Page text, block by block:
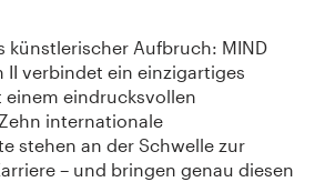
künstlerischer Aufbruch: MIND
II verbindet ein einzigartiges
eindrucksvollen
internationale
stehen an der Schwelle zur
– und bringen genau diesen